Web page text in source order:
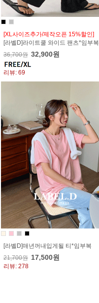
[XL사이즈추가/제작오픈 15%할인]
[라벨D]라이트쿨 와이드 팬츠*임부복
36,700원 32,900원
리뷰: 69
[라벨D]매년꺼내입게될 티*임부복
21,700원 17,500원
리뷰: 278